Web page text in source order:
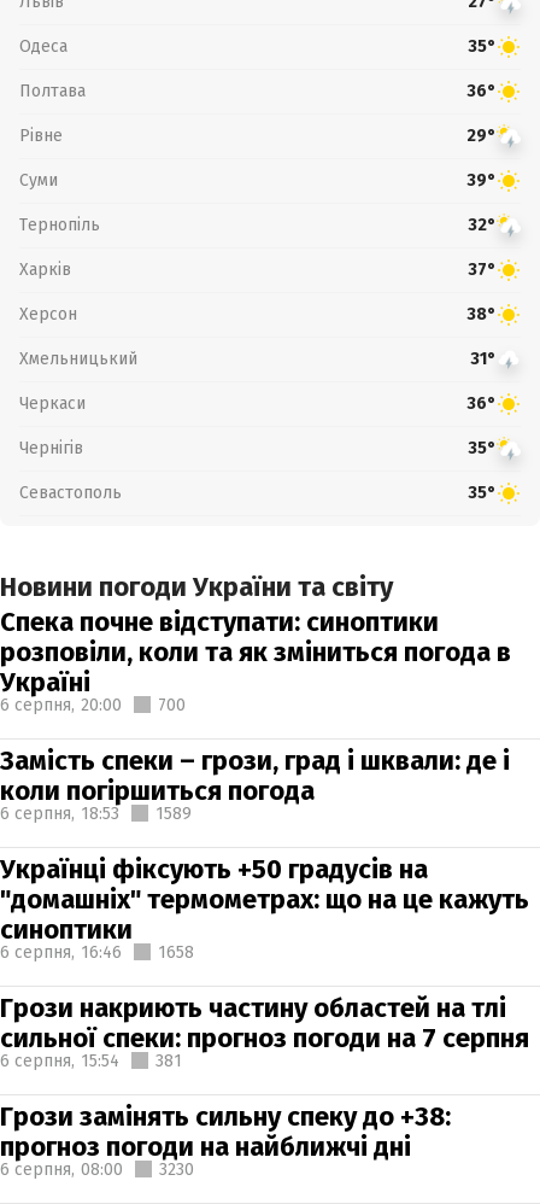
Одеса 35°
Полтава 36°
Рівне 29°
Суми 39°
Тернопіль 32°
Харків 37°
Херсон 38°
Хмельницький 31°
Черкаси 36°
Чернігів 35°
Севастополь 35°
Новини погоди України та світу
Спека почне відступати: синоптики
розповіли, коли та як зміниться погода в
Україні
6 серпня, 20:00 700
Замість спеки – грози, град і шквали: де і
коли погіршиться погода
6 серпня, 18:53 1589
Українці фіксують +50 градусів на
"домашніх" термометрах: що на це кажуть
синоптики
6 серпня, 16:46 1658
Грози накриють частину областей на тлі
сильної спеки: прогноз погоди на 7 серпня
6 серпня, 15:54 381
Грози замінять сильну спеку до +38:
прогноз погоди на найближчі дні
6 серпня, 08:00 3230